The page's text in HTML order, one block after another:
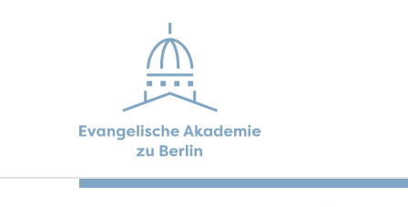
Wir bieten offene und geschützte Gesprächsräume,
Wir konzentrieren uns auf sechs Themenfelder, in
Ein interdisziplinäres Team gestaltet das Programm.